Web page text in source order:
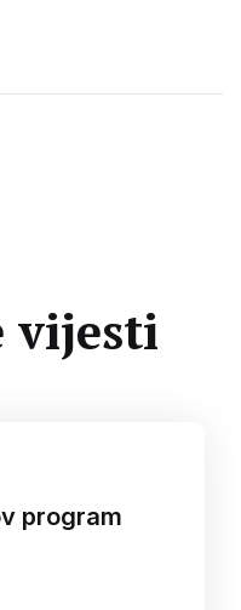
vijesti
program